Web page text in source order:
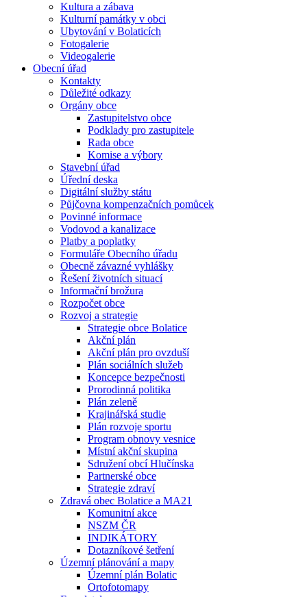
Kultura a zábava
Kulturní památky v obci
Ubytování v Bolaticích
Fotogalerie
Videogalerie
Obecní úřad
Kontakty
Důležité odkazy
Orgány obce
Zastupitelstvo obce
Podklady pro zastupitele
Rada obce
Komise a výbory
Stavební úřad
Úřední deska
Digitální služby státu
Půjčovna kompenzačních pomůcek
Povinné informace
Vodovod a kanalizace
Platby a poplatky
Formuláře Obecního úřadu
Obecně závazné vyhlášky
Řešení životních situací
Informační brožura
Rozpočet obce
Rozvoj a strategie
Strategie obce Bolatice
Akční plán
Akční plán pro ovzduší
Plán sociálních služeb
Koncepce bezpečnosti
Prorodinná politika
Plán zeleně
Krajinářská studie
Plán rozvoje sportu
Program obnovy vesnice
Místní akční skupina
Sdružení obcí Hlučínska
Partnerské obce
Strategie zdraví
Zdravá obec Bolatice a MA21
Komunitní akce
NSZM ČR
INDIKÁTORY
Dotazníkové šetření
Územní plánování a mapy
Územní plán Bolatic
Ortofotomapy